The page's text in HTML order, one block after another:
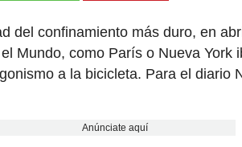
del confinamiento más duro, en
Mundo, como París o Nueva York
a la bicicleta. Para el diario
Anúnciate aquí